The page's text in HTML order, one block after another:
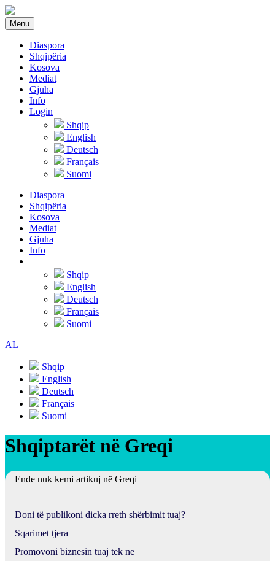
Menu
Diaspora
Shqipëria
Kosova
Mediat
Gjuha
Info
Login
Shqip
English
Deutsch
Français
Suomi
Diaspora
Shqipëria
Kosova
Mediat
Gjuha
Info
Shqip
English
Deutsch
Français
Suomi
AL
Shqip
English
Deutsch
Français
Suomi
Shqiptarët në Greqi
Ende nuk kemi artikuj në Greqi
Doni të publikoni dicka rreth shërbimit tuaj?
Sqarimet tjera
Promovoni biznesin tuaj tek ne